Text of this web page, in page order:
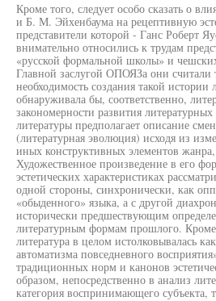
Кроме того, следует особо сказать о
и Б. М. Эйхенбаума на рецептивную
представители которой - Ганс Роберт
внимательно относились к трудам
«русской формальной школы» и
Главной заслугой ОПОЯЗа они считали
необходимость создания такой истории
обнаруживала бы, соответственно,
закономерности развития
литературы предполагает описание
(литературная эволюция) исходя из
иных конструктивных элементов
Художественное произведение в его
эстетических характеристиках
одной стороны, синхронически, как
«обыденного» языка, а с другой
исторически предшествующим
литературным формам прошлого.
литература в целом истолковывалась
автоматизма повседневного
традиционных норм и канонов
образом, непосредственно в анализ
категория воспринимающего субъекта,